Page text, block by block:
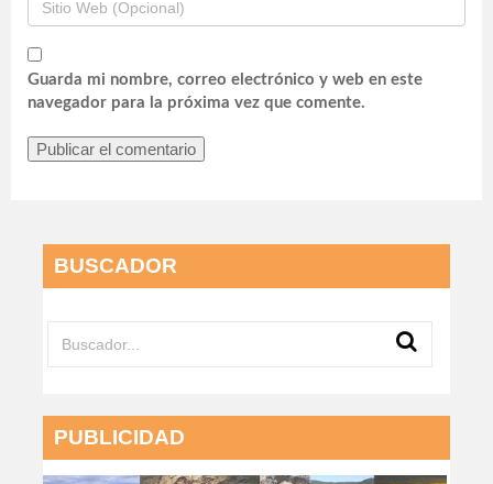
Guarda mi nombre, correo electrónico y web en este
navegador para la próxima vez que comente.
BUSCADOR
PUBLICIDAD